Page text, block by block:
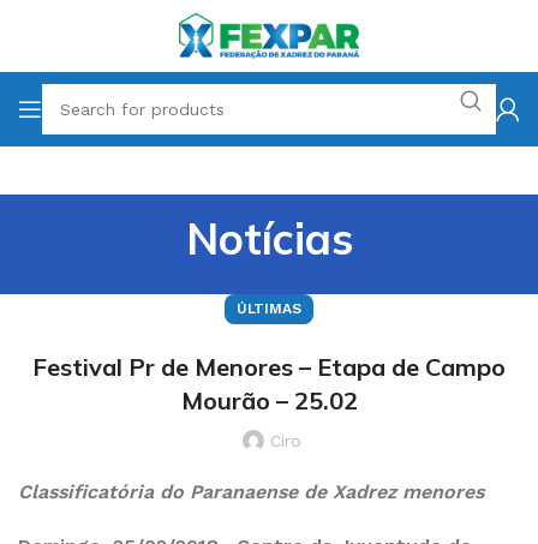
Notícias
ÚLTIMAS
Festival Pr de Menores – Etapa de Campo
Mourão – 25.02
Ciro
Classificatória do Paranaense de Xadrez menores